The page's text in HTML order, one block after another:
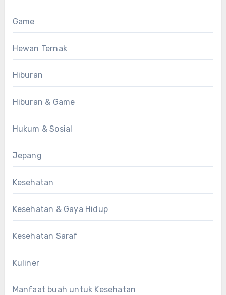
Game
Hewan Ternak
Hiburan
Hiburan & Game
Hukum & Sosial
Jepang
Kesehatan
Kesehatan & Gaya Hidup
Kesehatan Saraf
Kuliner
Manfaat buah untuk Kesehatan